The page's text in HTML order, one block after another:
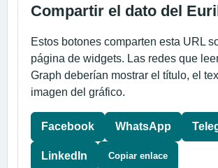
Compartir el dato del
Estos botones comparten esta URL
página de widgets. Las redes que
Graph deberían mostrar el título, el
imagen del gráfico.
Facebook WhatsApp
LinkedIn Copiar enlace